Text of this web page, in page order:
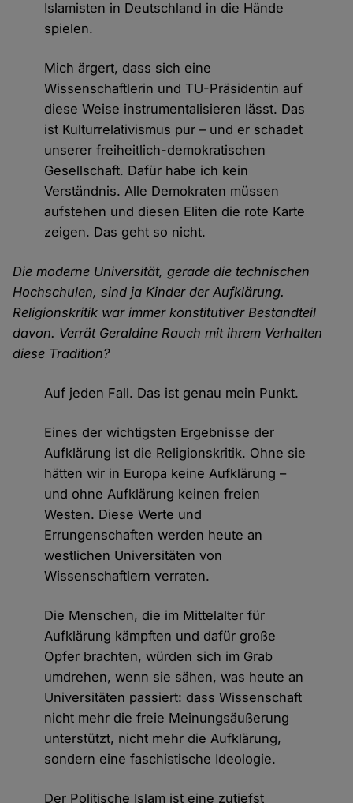
Islamisten in Deutschland in die Hände
spielen.
Mich ärgert, dass sich eine
Wissenschaftlerin und TU-Präsidentin auf
diese Weise instrumentalisieren lässt. Das
ist Kulturrelativismus pur – und er schadet
unserer freiheitlich-demokratischen
Gesellschaft. Dafür habe ich kein
Verständnis. Alle Demokraten müssen
aufstehen und diesen Eliten die rote Karte
zeigen. Das geht so nicht.
Die moderne Universität, gerade die technischen
Hochschulen, sind ja Kinder der Aufklärung.
Religionskritik war immer konstitutiver Bestandteil
davon. Verrät Geraldine Rauch mit ihrem Verhalten
diese Tradition?
Auf jeden Fall. Das ist genau mein Punkt.
Eines der wichtigsten Ergebnisse der
Aufklärung ist die Religionskritik. Ohne sie
hätten wir in Europa keine Aufklärung –
und ohne Aufklärung keinen freien
Westen. Diese Werte und
Errungenschaften werden heute an
westlichen Universitäten von
Wissenschaftlern verraten.
Die Menschen, die im Mittelalter für
Aufklärung kämpften und dafür große
Opfer brachten, würden sich im Grab
umdrehen, wenn sie sähen, was heute an
Universitäten passiert: dass Wissenschaft
nicht mehr die freie Meinungsäußerung
unterstützt, nicht mehr die Aufklärung,
sondern eine faschistische Ideologie.
Der Politische Islam ist eine zutiefst